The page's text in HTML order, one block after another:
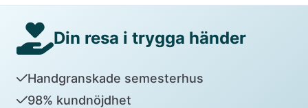
Din resa i trygga händer
Handgranskade semesterhus
98% kundnöjdhet